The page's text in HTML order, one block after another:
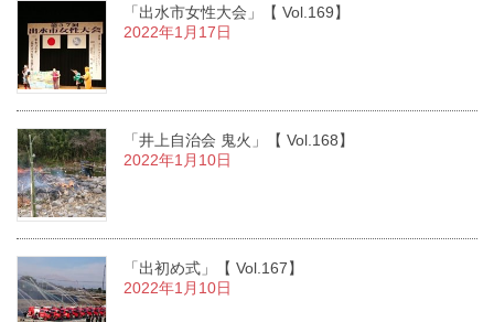
「出水市女性大会」【 Vol.169】
2022年1月17日
「井上自治会 鬼火」【 Vol.168】
2022年1月10日
「出初め式」【 Vol.167】
2022年1月10日